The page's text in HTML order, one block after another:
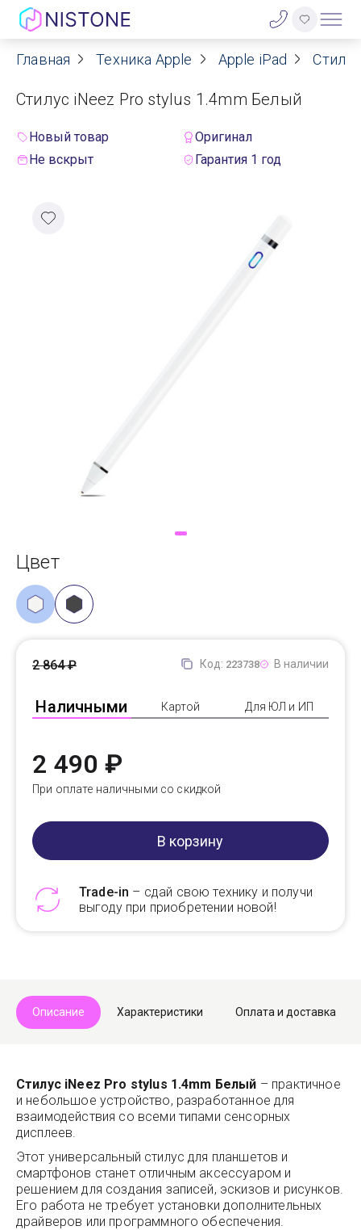
Акции
О нас
Trade-In
Главная Техника Apple Apple iPad
Стилус iNeez Pro stylus 1.4mm Белый
Новый товар
Оригинал
Не вскрыт
Гарантия 1 год
Цвет
Код: 223738 В наличии
Наличными Картой Для ЮЛ и ИП
2 864 ₽
2 490 ₽
При оплате наличными со скидкой
В корзину
Trade-in – сдай свою технику и получи
выгоду при приобретении новой!
Описание Характеристики Оплата и доставка
Стилус iNeez Pro stylus 1.4mm Белый – практичное
и небольшое устройство, разработанное для
взаимодействия со всеми типами сенсорных
дисплеев.
Этот универсальный стилус для планшетов и
смартфонов станет отличным аксессуаром и
решением для создания записей, эскизов и рисунков.
Его работа не требует установки дополнительных
драйверов или программного обеспечения.